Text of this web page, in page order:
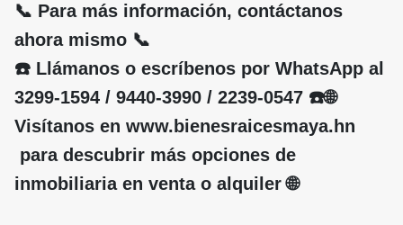
📞 Para más información, contáctanos
ahora mismo 📞
☎️ Llámanos o escríbenos por WhatsApp al
3299-1594 / 9440-3990 / 2239-0547 ☎️🌐
Visítanos en www.bienesraicesmaya.hn
para descubrir más opciones de
inmobiliaria en venta o alquiler 🌐